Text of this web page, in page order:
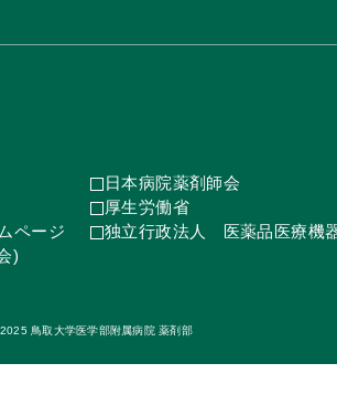
日本病院薬剤師会
厚生労働省
ページ
独立行政法人 医薬品医療機
)
鳥取大学医学部附属病院 薬剤部